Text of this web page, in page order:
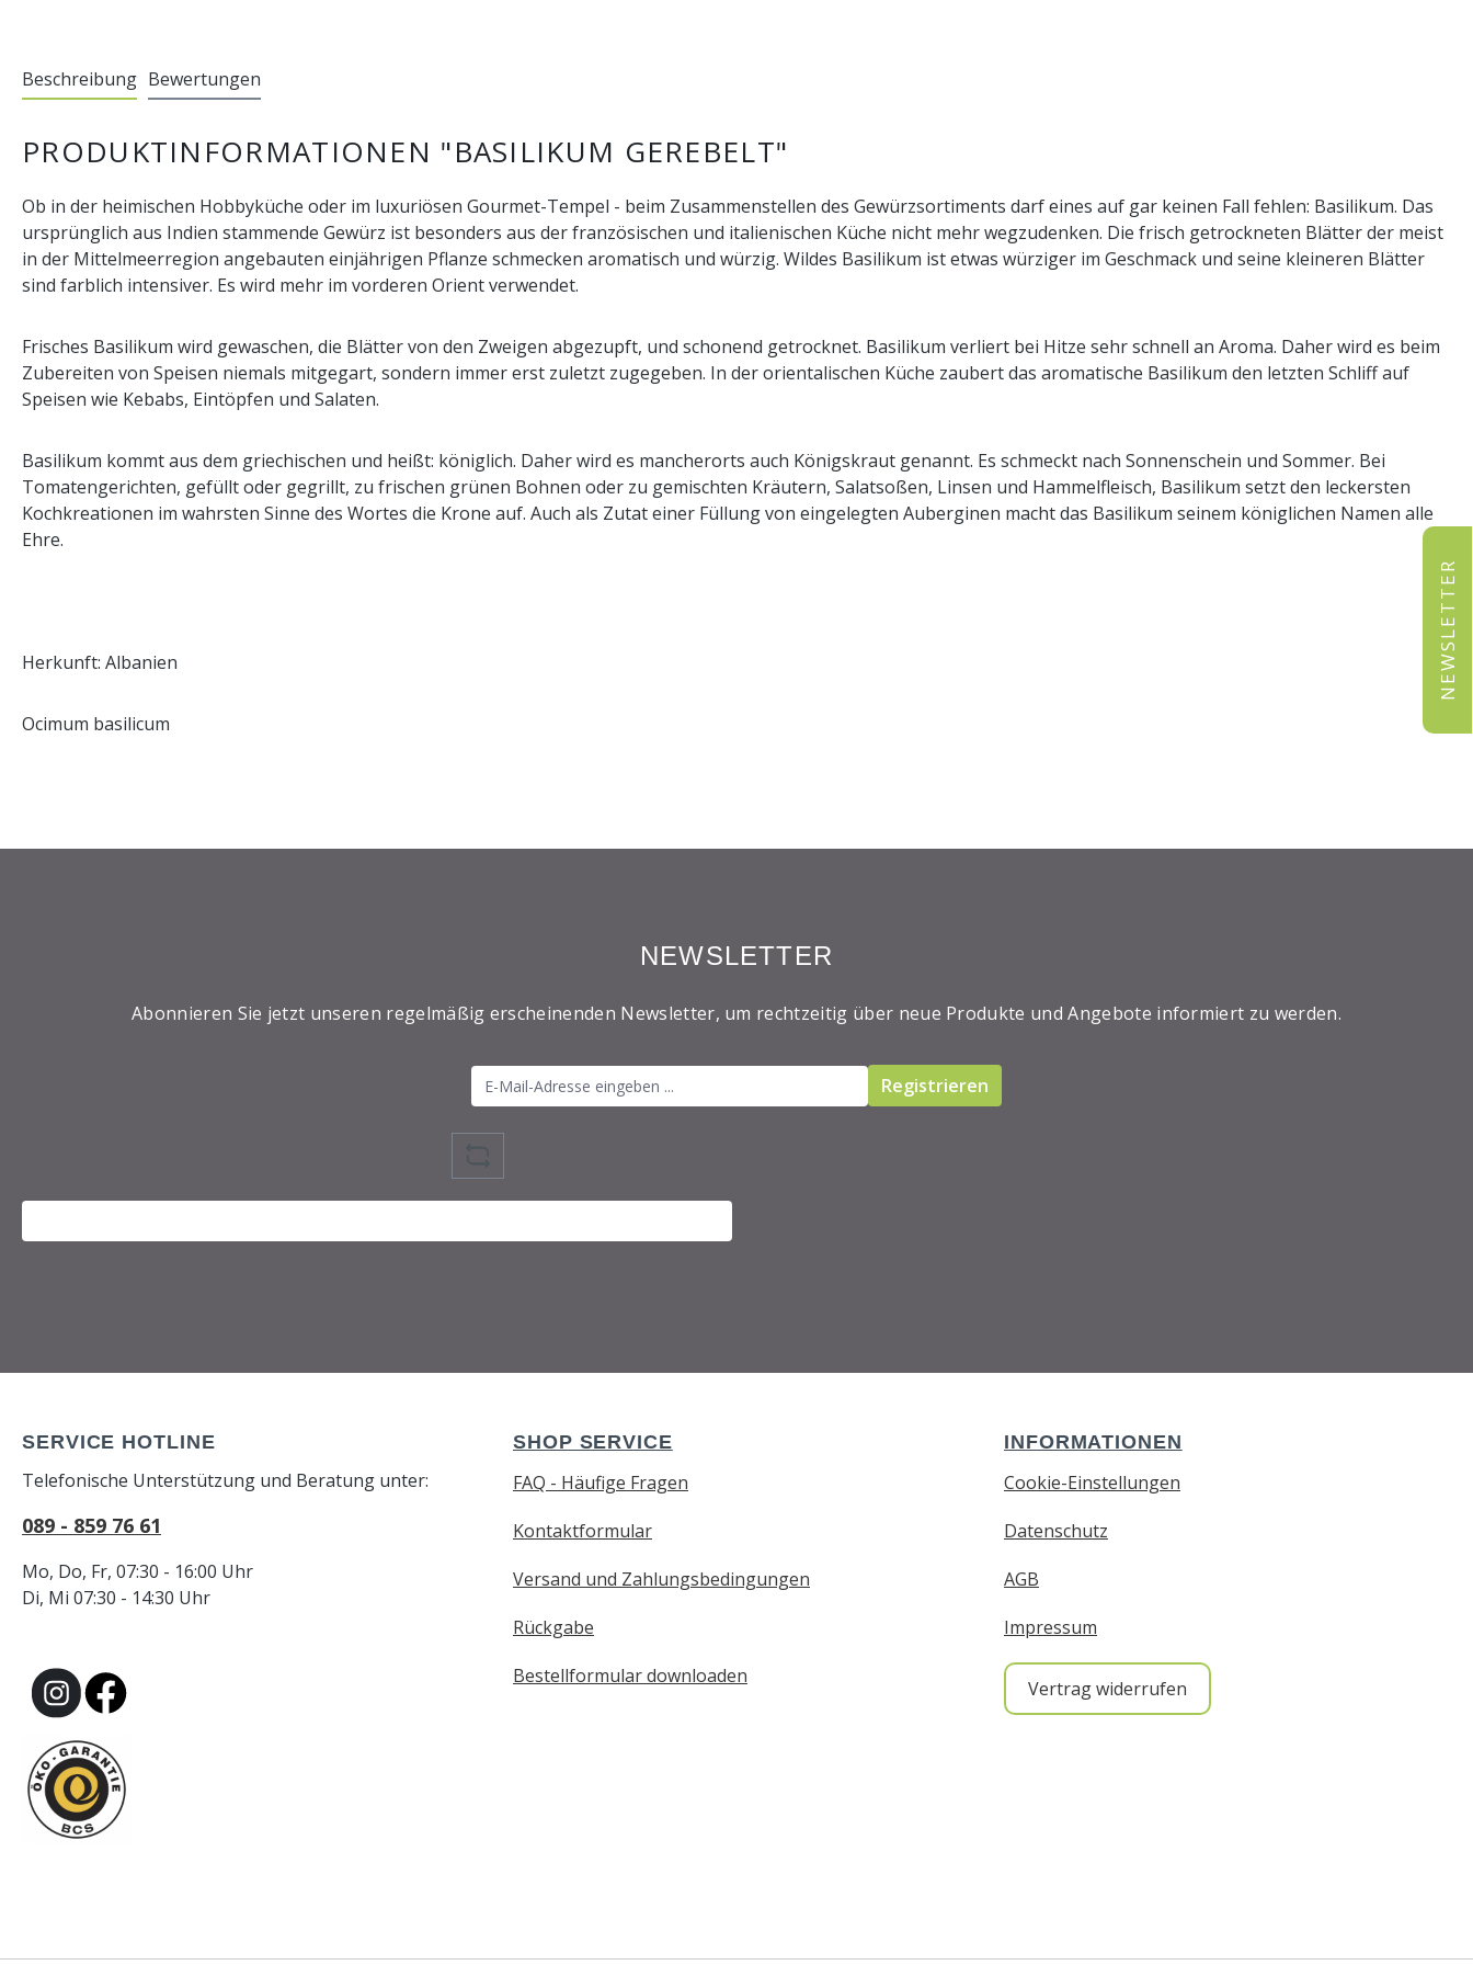
Beschreibung Bewertungen
PRODUKTINFORMATIONEN "BASILIKUM GEREBELT"
Ob in der heimischen Hobbyküche oder im luxuriösen Gourmet-Tempel - beim Zusammenstellen des Gewürzsortiments darf eines auf gar keinen Fall fehlen: Basilikum. Das
ursprünglich aus Indien stammende Gewürz ist besonders aus der französischen und italienischen Küche nicht mehr wegzudenken. Die frisch getrockneten Blätter der meist
in der Mittelmeerregion angebauten einjährigen Pflanze schmecken aromatisch und würzig. Wildes Basilikum ist etwas würziger im Geschmack und seine kleineren Blätter
sind farblich intensiver. Es wird mehr im vorderen Orient verwendet.
Frisches Basilikum wird gewaschen, die Blätter von den Zweigen abgezupft, und schonend getrocknet. Basilikum verliert bei Hitze sehr schnell an Aroma. Daher wird es beim
Zubereiten von Speisen niemals mitgegart, sondern immer erst zuletzt zugegeben. In der orientalischen Küche zaubert das aromatische Basilikum den letzten Schliff auf
Speisen wie Kebabs, Eintöpfen und Salaten.
Basilikum kommt aus dem griechischen und heißt: königlich. Daher wird es mancherorts auch Königskraut genannt. Es schmeckt nach Sonnenschein und Sommer. Bei
Tomatengerichten, gefüllt oder gegrillt, zu frischen grünen Bohnen oder zu gemischten Kräutern, Salatsoßen, Linsen und Hammelfleisch, Basilikum setzt den leckersten
Kochkreationen im wahrsten Sinne des Wortes die Krone auf. Auch als Zutat einer Füllung von eingelegten Auberginen macht das Basilikum seinem königlichen Namen alle
Ehre.
Herkunft: Albanien
Ocimum basilicum
NEWSLETTER
Abonnieren Sie jetzt unseren regelmäßig erscheinenden Newsletter, um rechtzeitig über neue Produkte und Angebote informiert zu werden.
Registrieren
SERVICE HOTLINE
Telefonische Unterstützung und Beratung unter:
089 - 859 76 61
Mo, Do, Fr, 07:30 - 16:00 Uhr
Di, Mi 07:30 - 14:30 Uhr
SHOP SERVICE
FAQ - Häufige Fragen
Kontaktformular
Versand und Zahlungsbedingungen
Rückgabe
Bestellformular downloaden
INFORMATIONEN
Cookie-Einstellungen
Datenschutz
AGB
Impressum
Vertrag widerrufen
NEWSLETTER